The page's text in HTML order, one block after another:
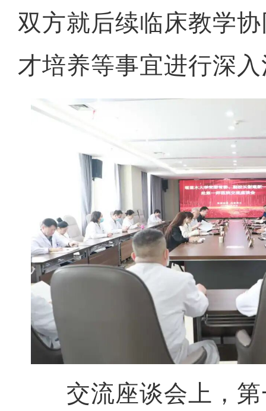
双方就后续临床教学
才培养等事宜进行深
交流座谈会上，第